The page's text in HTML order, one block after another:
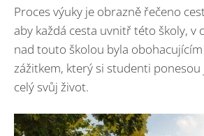
Proces výuky je obrazně řečeno
aby každá cesta uvnitř této školy, v
nad touto školou byla
zážitkem, který si studenti
celý svůj život.